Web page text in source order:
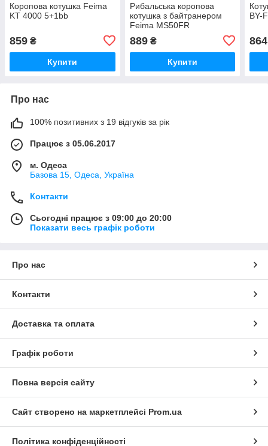
Коропова котушка Feima
KT 4000 5+1bb
859 ₴
Купити
Рибальська коропова
котушка з байтранером
Feima MS50FR
889₴
Купити
BY-
864
Про нас
100% позитивних з 19 відгуків за рік
Працює з 05.06.2017
м. Одеса
Базова 15, Одеса, Україна
Контакти
Сьогодні працює з 09:00 до 20:00
Показати весь графік роботи
Про нас
Контакти
Доставка та оплата
Графік роботи
Повна версія сайту
Сайт створено на маркетплейсі Prom.ua
Політика конфіденційності